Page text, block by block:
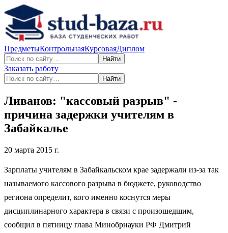
ПредметыКонтрольнаяКурсоваяДиплом
Найти
Заказать работу
Найти
Ливанов: "кассовый разрыв" -
причина задержки учителям в
Забайкалье
20 марта 2015 г.
Зарплаты учителям в Забайкальском крае задержали из-за так
называемого кассового разрыва в бюджете, руководство
региона определит, кого именно коснутся меры
дисциплинарного характера в связи с произошедшим,
сообщил в пятницу глава Минобрнауки РФ Дмитрий